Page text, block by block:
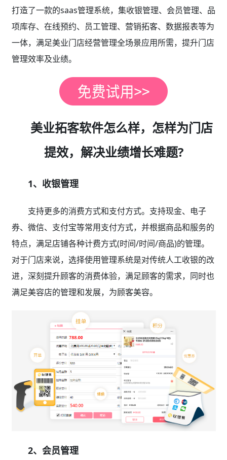
打造了一款的saas管理系统，集收银管理、会员管理、品
项库存、在线预约、员工管理、营销拓客、数据报表等为
一体，满足美业门店经营管理全场景应用所需，提升门店
管理效率及业绩。
美业拓客软件怎么样，怎样为门店
提效，解决业绩增长难题?
1、收银管理
支持更多的消费方式和支付方式。支持现金、电子
券、微信、支付宝等常用支付方式，并根据商品和服务的
特点，满足店铺各种计费方式(时间/时间/商品)的管理。
对于门店来说，选择使用管理系统是对传统人工收银的改
进，深刻提升顾客的消费体验，满足顾客的需求，同时也
满足美容店的管理和发展，为顾客美容。
2、会员管理